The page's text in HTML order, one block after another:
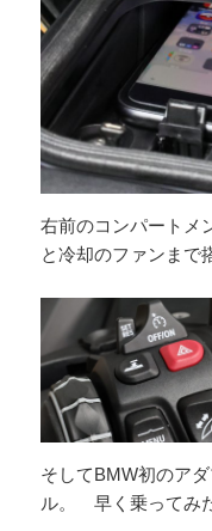
右前のコンパートメ
と冷却のファンまで
そしてBMW初のア
ル。 早く乗ってみ